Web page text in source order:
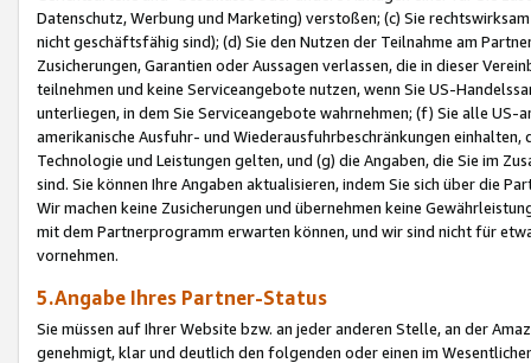
Datenschutz, Werbung und Marketing) verstoßen; (c) Sie
nicht geschäftsfähig sind); (d) Sie den Nutzen der Teilnahme am
Zusicherungen, Garantien oder Aussagen verlassen, die in dieser
teilnehmen und keine Serviceangebote nutzen, wenn Sie US-
unterliegen, in dem Sie Serviceangebote wahrnehmen; (f) Sie alle
amerikanische Ausfuhr- und Wiederausfuhrbeschränkungen
Technologie und Leistungen gelten, und (g) die Angaben, die Sie im
sind. Sie können Ihre Angaben aktualisieren, indem Sie sich über die
Wir machen keine Zusicherungen und übernehmen keine
mit dem Partnerprogramm erwarten können, und wir sind nicht für
vornehmen.
5.Angabe Ihres Partner-Status
Sie müssen auf Ihrer Website bzw. an jeder anderen Stelle, an der
genehmigt, klar und deutlich den folgenden oder einen im